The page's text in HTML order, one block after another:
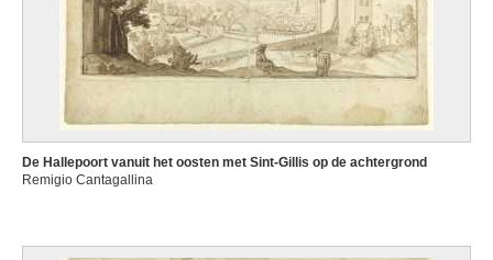
De Hallepoort vanuit het oosten met Sint-Gillis op de achtergrond
Remigio Cantagallina